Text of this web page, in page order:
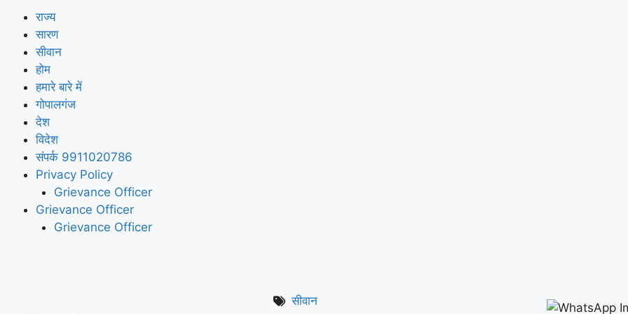
राज्य
सारण
सीवान
होम
हमारे बारे में
गोपालगंज
देश
विदेश
संपर्क 9911020786
Privacy Policy
Grievance Officer
Grievance Officer
Grievance Officer
सीवान